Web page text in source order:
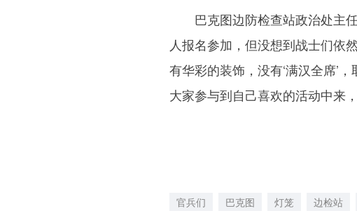
巴克图边防检查站政治处主任
人报名参加，但没想到战士们依
有华彩的装饰，没有‘满汉全席’
大家参与到自己喜欢的活动中来
官兵们 巴克图 灯笼 边检站